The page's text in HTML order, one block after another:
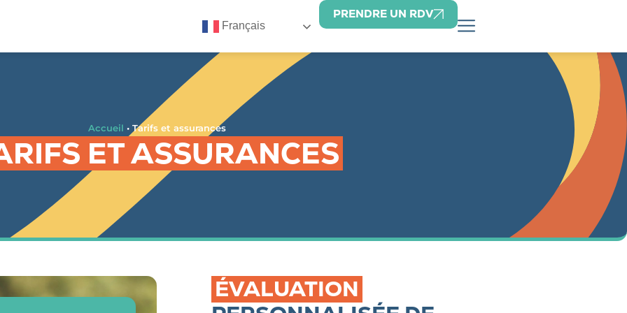
Français
PRENDRE UN RDV
Accueil • Tarifs et assurances
ET ASSURANCES
ÉVALUATION